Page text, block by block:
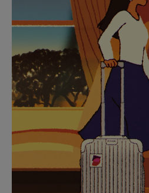
NIET
DRUK
OP
OM
TE
PAUZEREN
VAN
DE
VIDEO
IS
DRUK
HIER
OM
HET
SELECTIE VAN
Ontdek de
voor